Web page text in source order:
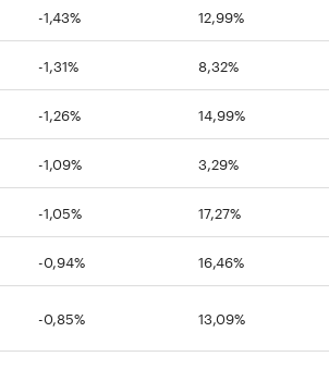
-1,43% 12,99%
-1,31% 8,32%
-1,26% 14,99%
-1,09% 3,29%
-1,05% 17,27%
-0,94% 16,46%
-0,85% 13,09%